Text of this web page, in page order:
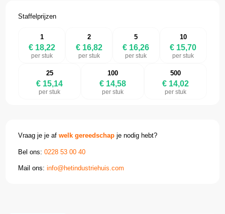
Staffelprijzen
1
€ 18,22
per stuk
2
€ 16,82
per stuk
5
€ 16,26
per stuk
10
€ 15,70
per stuk
25
€ 15,14
per stuk
100
€ 14,58
per stuk
500
€ 14,02
per stuk
Vraag je je afwelk gereedschap je nodig hebt?
Bel ons:0228 53 00 40
Mail ons:info@hetindustriehuis.com